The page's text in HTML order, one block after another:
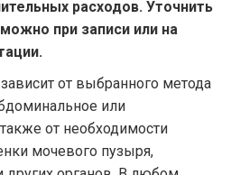
расходов. Уточнить
при записи или на
от выбранного метода
или
от необходимости
мочевого пузыря,